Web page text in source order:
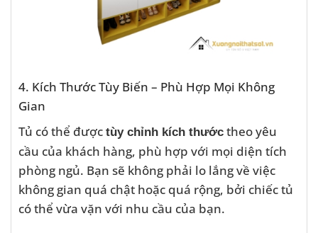
4. Kích Thước Tùy Biến – Phù Hợp Mọi Không
Gian
Tủ có thể được tùy chỉnh kích thước theo yêu
cầu của khách hàng, phù hợp với mọi diện tích
phòng ngủ. Bạn sẽ không phải lo lắng về việc
không gian quá chật hoặc quá rộng, bởi chiếc tủ
có thể vừa vặn với nhu cầu của bạn.